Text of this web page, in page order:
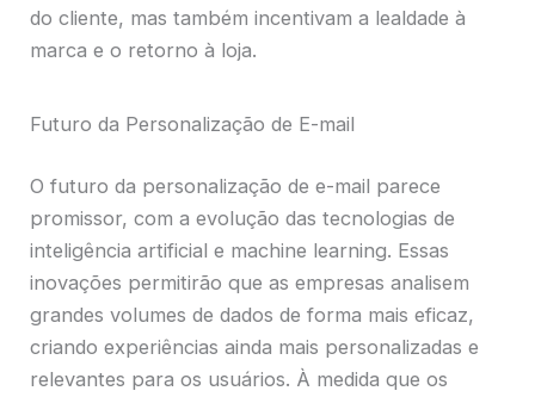
do cliente, mas também incentivam a lealdade à
marca e o retorno à loja.
Futuro da Personalização de E-mail
O futuro da personalização de e-mail parece
promissor, com a evolução das tecnologias de
inteligência artificial e machine learning. Essas
inovações permitirão que as empresas analisem
grandes volumes de dados de forma mais eficaz,
criando experiências ainda mais personalizadas e
relevantes para os usuários. À medida que os